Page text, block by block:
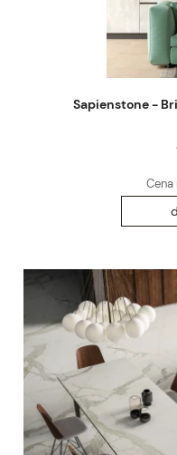
Sapienstone -